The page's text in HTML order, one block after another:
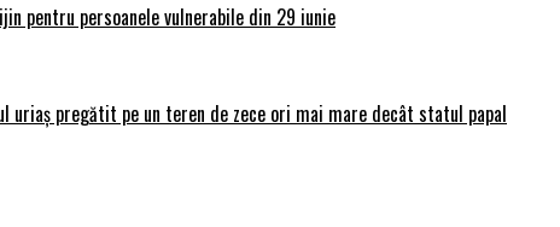
pentru persoanele vulnerabile din 29 iunie
uriaș pregătit pe un teren de zece ori mai mare decât statul papal